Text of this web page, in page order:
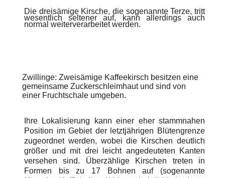
Die dreisämige Kirsche, die sogenannte Terze, tritt
wesentlich seltener auf, kann allerdings auch
normal weiterverarbeitet werden.
Zwillinge: Zweisämige Kaffeekirsch besitzen eine
gemeinsame Zuckerschleimhaut und sind von
einer Fruchtschale umgeben.
Ihre Lokalisierung kann einer eher stammnahen
Position im Gebiet der letztjährigen Blütengrenze
zugeordnet werden, wobei die Kirschen deutlich
größer und mit drei leicht angedeuteten Kanten
versehen sind. Überzählige Kirschen treten in
Formen bis zu 17 Bohnen auf (sogenannte